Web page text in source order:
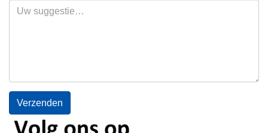
Verzenden